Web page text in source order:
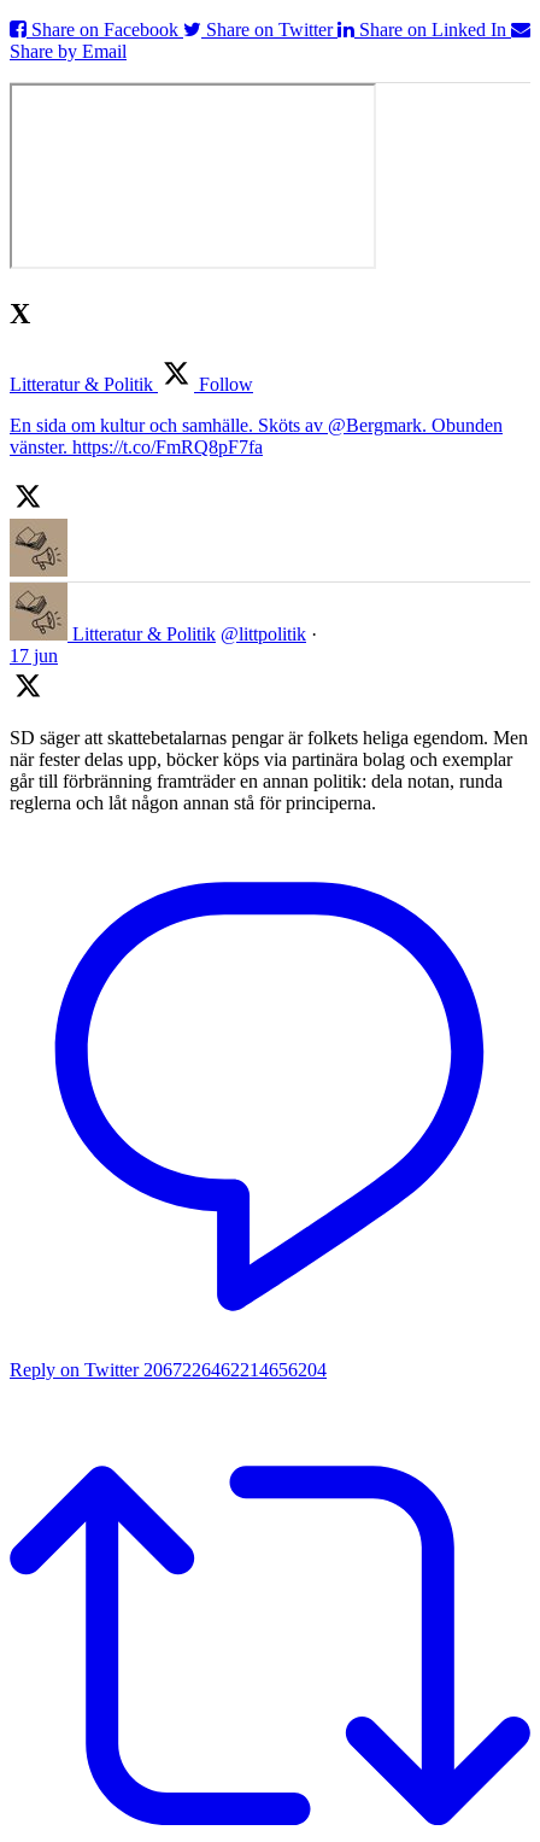
Share on Facebook
Share on Twitter
Share on Linked In
Share by Email
X
Litteratur & Politik
Follow
En sida om kultur och samhälle. Sköts av @Bergmark. Obunden
vänster. https://t.co/FmRQ8pF7fa
Litteratur & Politik @littpolitik ·
17 jun
SD säger att skattebetalarnas pengar är folkets heliga egendom. Men
när fester delas upp, böcker köps via partinära bolag och exemplar
går till förbränning framträder en annan politik: dela notan, runda
reglerna och låt någon annan stå för principerna.
Reply on Twitter 2067226462214656204